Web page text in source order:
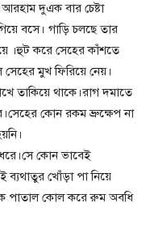
দুএক বার চেষ্টা
বসে। গাড়ি চলছে তার
।হুট করে সেহের কাঁশতে
মুখ ফিরিয়ে নেয়।
তাকিয়ে থাকে।রাগ দমাতে
কোন রকম ভ্রুক্ষেপ না
কোন ভাবেই
খোঁড়া পা নিয়ে
পাতাল কোল করে রুম অবধি